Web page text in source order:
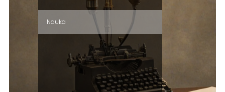
Nauka